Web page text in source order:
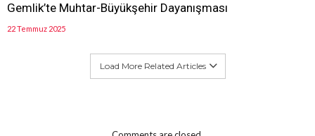
Gemlik’te Muhtar-Büyükşehir Dayanışması
22 Temmuz 2025
Load More Related Articles